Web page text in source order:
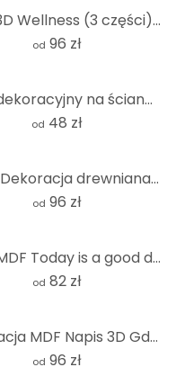
napis 3D Wellness (3 części) - litery MDF
od 96 zł
Napis dekoracyjny na ścianę - To my - MDF natura
od 48 zł
MDF - Dekoracja drewniana - Napis 3D All of me loves all of you
od 96 zł
Napis MDF Today is a good day to be happy
od 82 zł
Dekoracja MDF Napis 3D Gdzie bawią się dzikie zwierzęta
od 96 zł